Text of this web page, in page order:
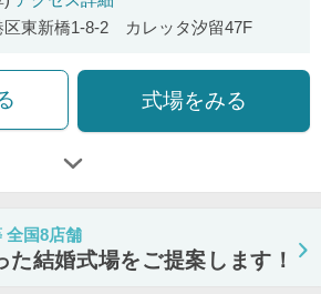
区東新橋1-8-2 カレッタ汐留47F
式場をみる
全国8店舗
た結婚式場をご提案します！